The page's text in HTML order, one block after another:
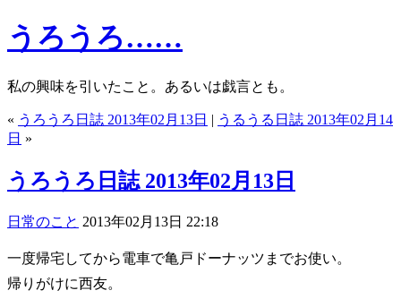
うろうろ……
私の興味を引いたこと。あるいは戯言とも。
« うろうろ日誌 2013年02月13日 | うるうる日誌 2013年02月14
日 »
うろうろ日誌 2013年02月13日
日常のこと 2013年02月13日 22:18
一度帰宅してから電車で亀戸ドーナッツまでお使い。
帰りがけに西友。